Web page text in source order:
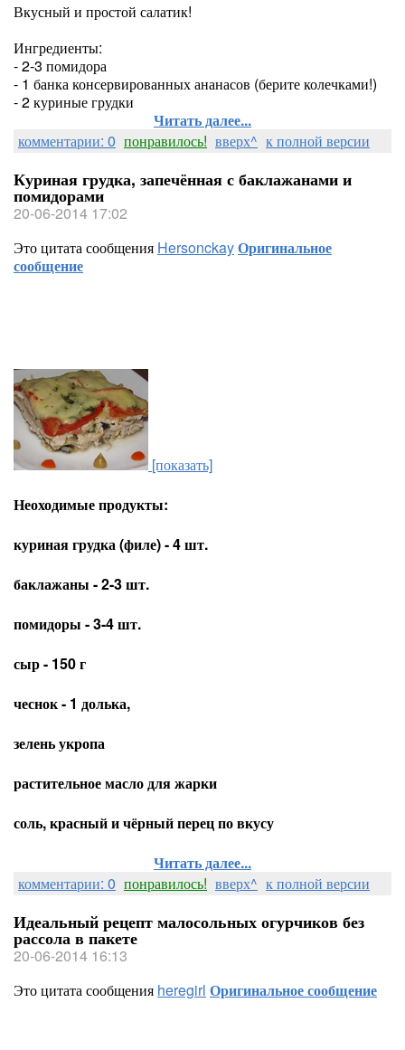
Вкусный и простой салатик!
Ингредиенты:
- 2-3 помидора
- 1 банка консервированных ананасов (берите колечками!)
- 2 куриные грудки
Читать далее...
комментарии: 0 понравилось! вверх^ к полной версии
Куриная грудка, запечённая с баклажанами и
помидорами
20-06-2014 17:02
Это цитата сообщения HersonckayОригинальное
сообщение
[показать]
Неоходимые продукты:
куриная грудка (филе) - 4 шт.
баклажаны - 2-3 шт.
помидоры - 3-4 шт.
сыр - 150 г
чеснок - 1 долька,
зелень укропа
растительное масло для жарки
соль, красный и чёрный перец по вкусу
Читать далее...
комментарии: 0 понравилось! вверх^ к полной версии
Идеальный рецепт малосольных огурчиков без
рассола в пакете
20-06-2014 16:13
Это цитата сообщения heregirl Оригинальное сообщение